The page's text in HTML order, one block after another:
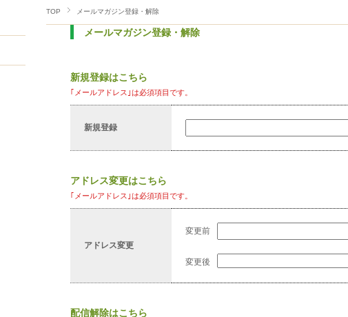
TOP メールマガジン登録・解除
メールマガジン登録・解除
新規登録はこちら
｢メールアドレス｣は必須項目です。
新規登録
アドレス変更はこちら
｢メールアドレス｣は必須項目です。
アドレス変更
変更前
変更後
配信解除はこちら